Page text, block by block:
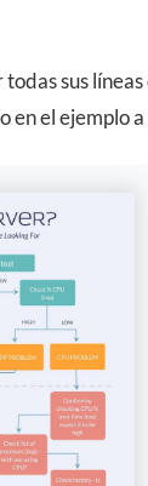
sus
en el ejemplo